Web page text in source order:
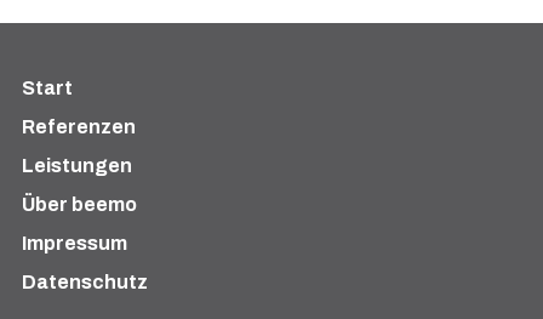
Start
Referenzen
Leistungen
Über beemo
Impressum
Datenschutz